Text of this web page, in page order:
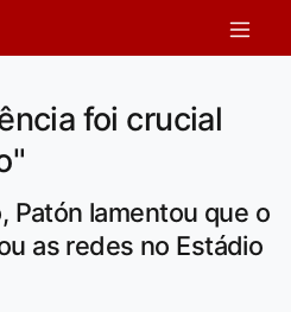
foi crucial
Patón lamentou que o
as redes no Estádio